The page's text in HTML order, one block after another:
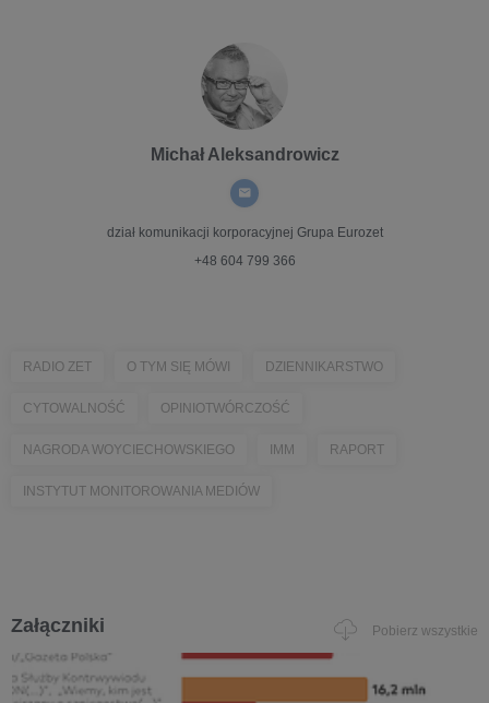
Michał Aleksandrowicz
dział komunikacji korporacyjnej Grupa Eurozet
+48 604 799 366
RADIO ZET O TYM SIĘ MÓWI DZIENNIKARSTWO
CYTOWALNOŚĆ OPINIOTWÓRCZOŚĆ
NAGRODA WOYCIECHOWSKIEGO IMM RAPORT
INSTYTUT MONITOROWANIA MEDIÓW
Załączniki Pobierz wszystkie